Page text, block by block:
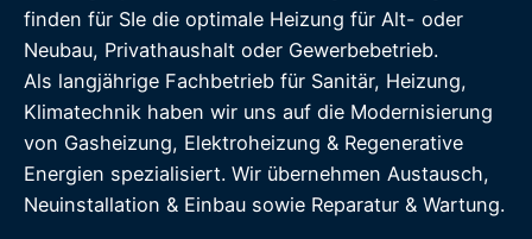
finden für SIe die optimale Heizung für Alt- oder
Neubau, Privathaushalt oder Gewerbebetrieb.
Als langjährige Fachbetrieb für Sanitär, Heizung,
Klimatechnik haben wir uns auf die Modernisierung
von Gasheizung, Elektroheizung & Regenerative
Energien spezialisiert. Wir übernehmen Austausch,
Neuinstallation & Einbau sowie Reparatur & Wartung.